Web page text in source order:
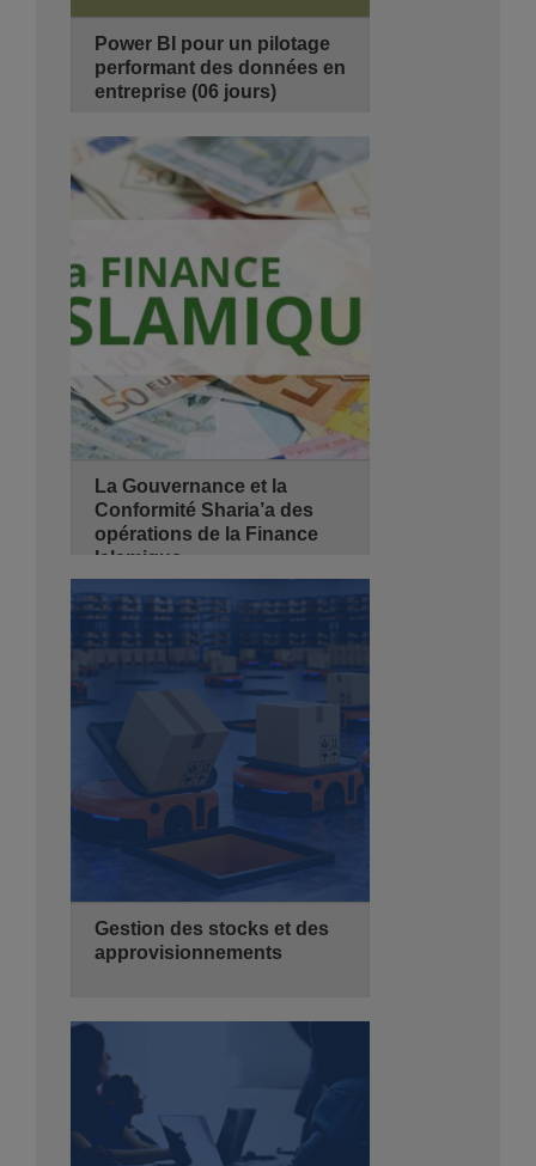
Power BI pour un pilotage
performant des données en
entreprise (06 jours)
28/09/2026
8 jours
de 08:30 - 14:00
Hyatt Regency Algiers
Se Pré-inscrire Détails
La Gouvernance et la
Conformité Sharia’a des
opérations de la Finance
Islamique
de 08:30 - 14:00
Hyatt Regency Algiers
Se Pré-inscrire Détails
Gestion des stocks et des
approvisionnements
de 08:30 - 14:00
Hyatt Regency Algiers